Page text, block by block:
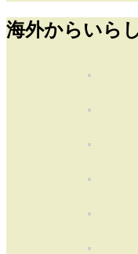
海外からいら